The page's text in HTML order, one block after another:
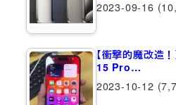
2023-09-16
【衝撃的魔改造
15 Pro…
2023-10-12